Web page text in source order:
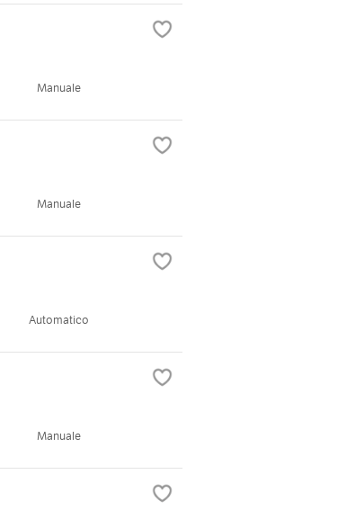
Manuale
Manuale
Automatico
Manuale